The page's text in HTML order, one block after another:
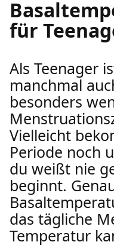
für
Als Teenager
manchmal
besonders
Vielleicht
Periode noch
du weißt nie
beginnt.
das tägliche
Temperatur